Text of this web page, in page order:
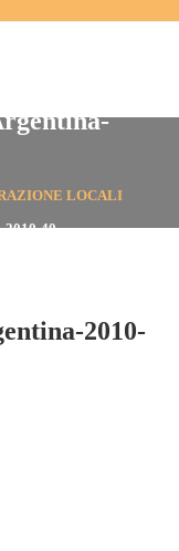
LOCALI
40
2010-